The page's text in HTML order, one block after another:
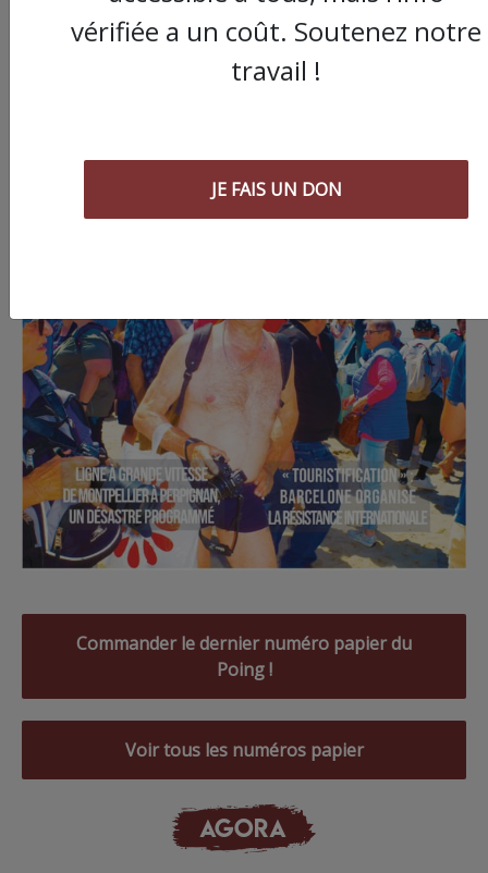
Commander le dernier numéro papier du
Poing !
Voir tous les numéros papier
AGORA
vérifiée a un coût. Soutenez notre
travail !
JE FAIS UN DON